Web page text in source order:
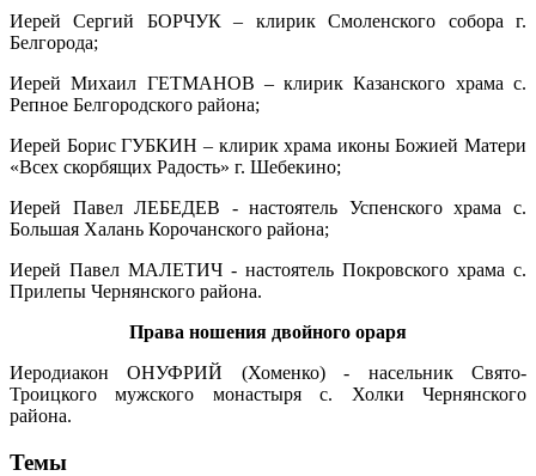
Иерей Сергий БОРЧУК – клирик Смоленского собора г.
Белгорода;
Иерей Михаил ГЕТМАНОВ – клирик Казанского храма с.
Репное Белгородского района;
Иерей Борис ГУБКИН – клирик храма иконы Божией Матери
«Всех скорбящих Радость» г. Шебекино;
Иерей Павел ЛЕБЕДЕВ - настоятель Успенского храма с.
Большая Халань Корочанского района;
Иерей Павел МАЛЕТИЧ - настоятель Покровского храма с.
Прилепы Чернянского района.
Права ношения двойного ораря
Иеродиакон ОНУФРИЙ (Хоменко) - насельник Свято-
Троицкого мужского монастыря с. Холки Чернянского
района.
Темы